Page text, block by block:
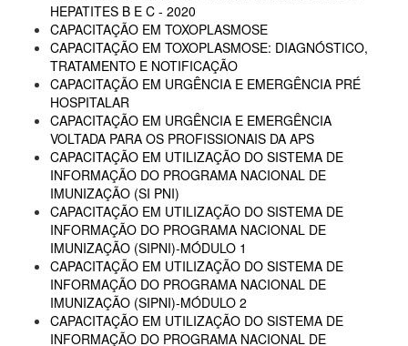
HEPATITES B E C - 2020
CAPACITAÇÃO EM TOXOPLASMOSE
CAPACITAÇÃO EM TOXOPLASMOSE: DIAGNÓSTICO,
TRATAMENTO E NOTIFICAÇÃO
CAPACITAÇÃO EM URGÊNCIA E EMERGÊNCIA PRÉ
HOSPITALAR
CAPACITAÇÃO EM URGÊNCIA E EMERGÊNCIA
VOLTADA PARA OS PROFISSIONAIS DA APS
CAPACITAÇÃO EM UTILIZAÇÃO DO SISTEMA DE
INFORMAÇÃO DO PROGRAMA NACIONAL DE
IMUNIZAÇÃO (SI PNI)
CAPACITAÇÃO EM UTILIZAÇÃO DO SISTEMA DE
INFORMAÇÃO DO PROGRAMA NACIONAL DE
IMUNIZAÇÃO (SIPNI)-MÓDULO 1
CAPACITAÇÃO EM UTILIZAÇÃO DO SISTEMA DE
INFORMAÇÃO DO PROGRAMA NACIONAL DE
IMUNIZAÇÃO (SIPNI)-MÓDULO 2
CAPACITAÇÃO EM UTILIZAÇÃO DO SISTEMA DE
INFORMAÇÃO DO PROGRAMA NACIONAL DE